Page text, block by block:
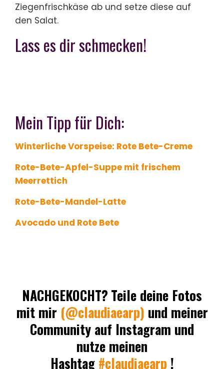
Ziegenfrischkäse ab und setze diese auf
den Salat.
Lass es dir schmecken!
Mein Tipp für Dich:
Winterliche Vorspeise: Rote Bete-Creme
Rote-Bete-Apfel-Suppe mit frischem
Meerrettich
Rote-Bete-Mandel-Latte
Avocado und Rote Bete
NACHGEKOCHT? Teile deine Fotos
mit mir (@claudiaearp) und meiner
Community auf Instagram und
nutze meinen
Hashtag #claudiaearp !